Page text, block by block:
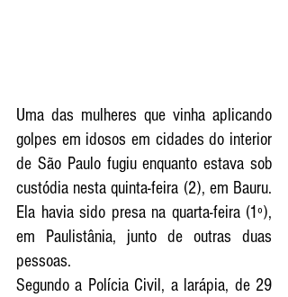
Uma das mulheres que vinha aplicando
golpes em idosos em cidades do interior
de São Paulo fugiu enquanto estava sob
custódia nesta quinta-feira (2), em Bauru.
Ela havia sido presa na quarta-feira (1º),
em Paulistânia, junto de outras duas
pessoas.
Segundo a Polícia Civil, a larápia, de 29